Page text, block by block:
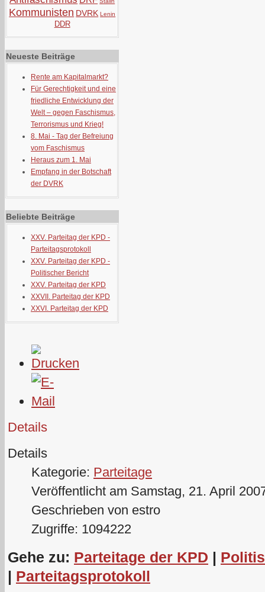
Kommunisten DVRK Lenin
DDR
Neueste Beiträge
Rente am Kapitalmarkt?
Für Gerechtigkeit und eine
friedliche Entwicklung der
Welt – gegen Faschismus,
Terrorismus und Krieg!
8. Mai - Tag der Befreiung
vom Faschismus
Heraus zum 1. Mai
Empfang in der Botschaft
der DVRK
Beliebte Beiträge
XXV. Parteitag der KPD -
Parteitagsprotokoll
XXV. Parteitag der KPD -
Politischer Bericht
XXV. Parteitag der KPD
XXVII. Parteitag der KPD
XXVI. Parteitag der KPD
Details
Details
Kategorie: Parteitage
Veröffentlicht am Samstag, 21. April
Geschrieben von estro
Zugriffe: 1094222
Gehe zu: Parteitage der KPD |
| Parteitagsprotokoll